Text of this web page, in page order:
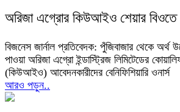
অরিজা এগ্রোর কিউআইও শেয়ার বিওতে
বিজনেস জার্নাল প্রতিবেদক: পুঁজিবাজার থেকে
পাওয়া অরিজা এগ্রো ইন্ডাস্ট্রিজ লিমিটেডের
(কিউআইও) আবেদনকারীদের বেনিফিশিয়ারি ওনার্স
আরও পড়ুন..